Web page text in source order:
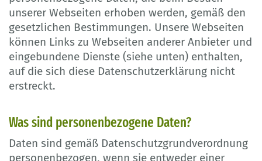
unserer Webseiten erhoben werden, gemäß den
gesetzlichen Bestimmungen. Unsere Webseiten
können Links zu Webseiten anderer Anbieter und
eingebundene Dienste (siehe unten) enthalten,
auf die sich diese Datenschutzerklärung nicht
erstreckt.
Was sind personenbezogene Daten?
Daten sind gemäß Datenschutzgrundverordnung
personenbezogen, wenn sie entweder einer